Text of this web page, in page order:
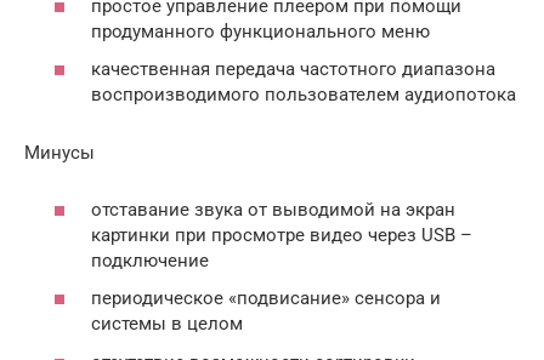
простое управление плеером при помощи
продуманного функционального меню
качественная передача частотного диапазона
воспроизводимого пользователем аудиопотока
Минусы
отставание звука от выводимой на экран
картинки при просмотре видео через USB –
подключение
периодическое «подвисание» сенсора и
системы в целом